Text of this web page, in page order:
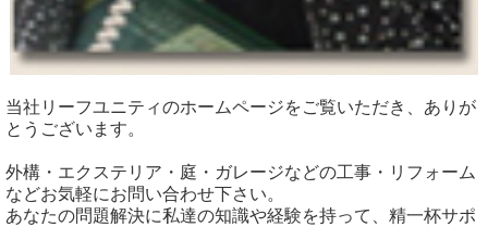
当社リーフユニティのホームページをご覧いただき、ありが
とうございます。
外構・エクステリア・庭・ガレージなどの工事・リフォーム
などお気軽にお問い合わせ下さい。
あなたの問題解決に私達の知識や経験を持って、精一杯サポ